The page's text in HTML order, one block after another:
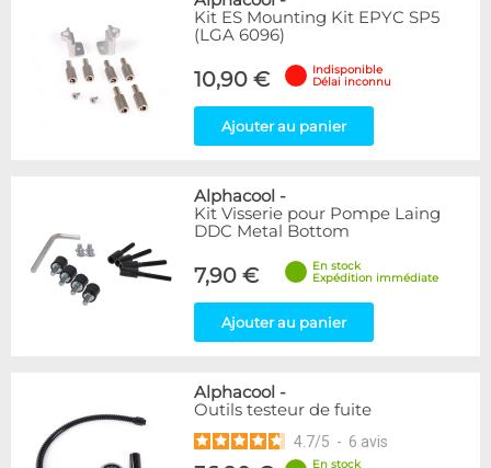
Kit ES Mounting Kit EPYC SP5
(LGA 6096)
10,90 €
Indisponible
Délai inconnu
Ajouter au panier
Alphacool -
Kit Visserie pour Pompe Laing
DDC Metal Bottom
7,90 €
En stock
Expédition immédiate
Ajouter au panier
Alphacool -
Outils testeur de fuite
4.7/5 - 6 avis
En stock